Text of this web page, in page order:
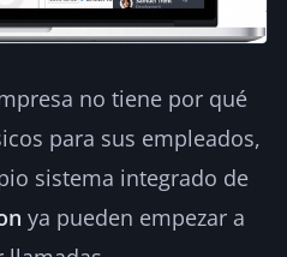
no tiene por qué
para sus empleados,
sistema integrado de
ya pueden empezar a